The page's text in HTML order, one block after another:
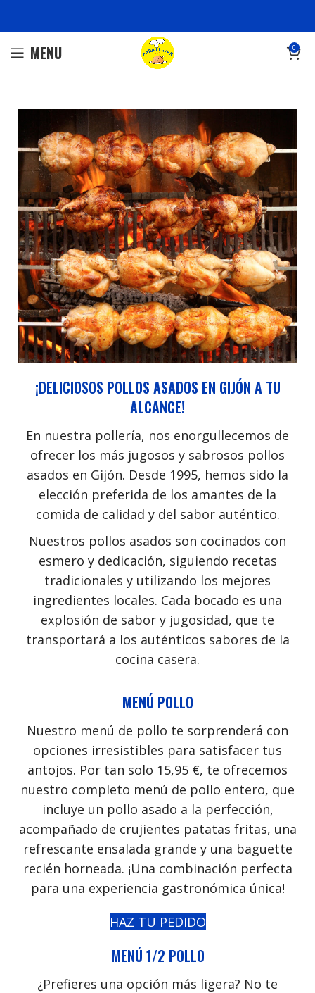
MENU 0
¡DELICIOSOS POLLOS ASADOS EN GIJÓN A TU
ALCANCE!
En nuestra pollería, nos enorgullecemos de
ofrecer los más jugosos y sabrosos pollos
asados en Gijón. Desde 1995, hemos sido la
elección preferida de los amantes de la
comida de calidad y del sabor auténtico.
Nuestros pollos asados son cocinados con
esmero y dedicación, siguiendo recetas
tradicionales y utilizando los mejores
ingredientes locales. Cada bocado es una
explosión de sabor y jugosidad, que te
transportará a los auténticos sabores de la
cocina casera.
MENÚ POLLO
Nuestro menú de pollo te sorprenderá con
opciones irresistibles para satisfacer tus
antojos. Por tan solo 15,95 €, te ofrecemos
nuestro completo menú de pollo entero, que
incluye un pollo asado a la perfección,
acompañado de crujientes patatas fritas, una
refrescante ensalada grande y una baguette
recién horneada. ¡Una combinación perfecta
para una experiencia gastronómica única!
HAZ TU PEDIDO
MENÚ 1/2 POLLO
¿Prefieres una opción más ligera? No te